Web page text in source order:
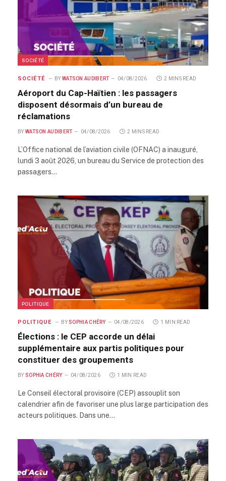
SOCIÉTÉ
SOCIÉTÉ BY WATSON AUDIBERT 04/08/2026 2 MINS READ
Aéroport du Cap-Haïtien : les passagers
disposent désormais d’un bureau de
réclamations
BY WATSON AUDIBERT 04/08/2026 2 MINS READ
L’Office national de l’aviation civile (OFNAC) a inauguré,
lundi 3 août 2026, un bureau du Service de protection des
passagers…
POLITIQUE
POLITIQUE BY SOPHIA CHÉRY 04/08/2026 1 MIN READ
Élections : le CEP accorde un délai
supplémentaire aux partis politiques pour
constituer des groupements
BY SOPHIA CHÉRY 04/08/2026 1 MIN READ
Le Conseil électoral provisoire (CEP) assouplit son
calendrier afin de favoriser une plus large participation des
acteurs politiques. Dans une…